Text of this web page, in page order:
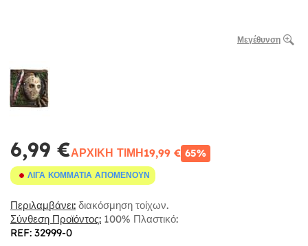
Μεγέθυνση
6,99 €ΑΡΧΙΚΉ ΤΙΜΉ19,99 € 65%
ΛΊΓΑ ΚΟΜΜΆΤΙΑ ΑΠΟΜΈΝΟΥΝ
Περιλαμβάνει: διακόσμηση τοίχων.
Σύνθεση Προϊόντος: 100% Πλαστικό:
REF: 32999-0